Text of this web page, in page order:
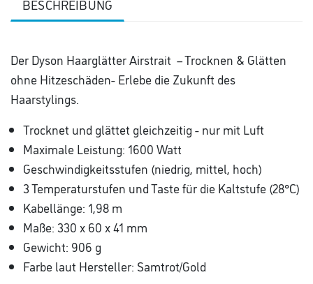
BESCHREIBUNG
Der Dyson Haarglätter Airstrait – Trocknen & Glätten
ohne Hitzeschäden- Erlebe die Zukunft des
Haarstylings.
Trocknet und glättet gleichzeitig - nur mit Luft
Maximale Leistung: 1600 Watt
Geschwindigkeitsstufen (niedrig, mittel, hoch)
3 Temperaturstufen und Taste für die Kaltstufe (28°C)
Kabellänge: 1,98 m
Maße: 330 x 60 x 41 mm
Gewicht: 906 g
Farbe laut Hersteller: Samtrot/Gold